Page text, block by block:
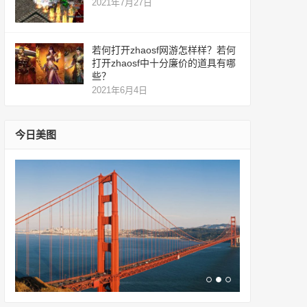
2021年7月27日
若何打开zhaosf网游怎样样？若何
打开zhaosf中十分廉价的道具有哪
些？
2021年6月4日
今日美图